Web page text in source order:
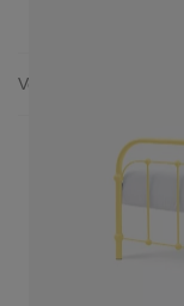
Versand & Lieferung
DAS